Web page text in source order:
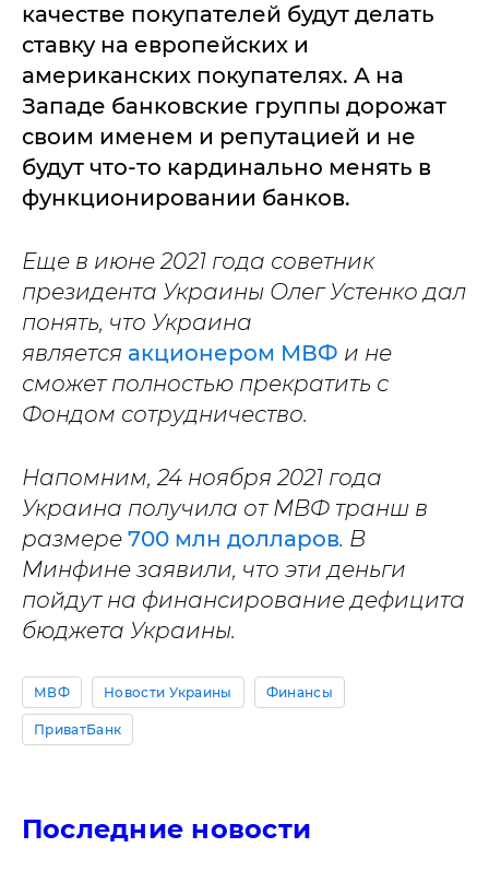
качестве покупателей будут делать
ставку на европейских и
американских покупателях. А на
Западе банковские группы дорожат
своим именем и репутацией и не
будут что-то кардинально менять в
функционировании банков.
Еще в июне 2021 года советник
президента Украины Олег Устенко дал
понять, что Украина
является акционером МВФ и не
сможет полностью прекратить с
Фондом сотрудничество.
Напомним, 24 ноября 2021 года
Украина получила от МВФ транш в
размере 700 млн долларов. В
Минфине заявили, что эти деньги
пойдут на финансирование дефицита
бюджета Украины.
МВФ Новости Украины Финансы
ПриватБанк
Последние новости